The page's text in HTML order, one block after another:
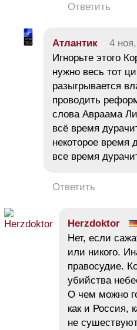
Ответить
Атлантик 4
Игнорьте этого
нужно весь тот
разыгрывается
проводить
слова Авраама
всё время
некоторое время
все время
Ответить
Herzdoktor
Нет, если
или никого.
правосудие.
убийства
О чем можно
как и Россия,
не